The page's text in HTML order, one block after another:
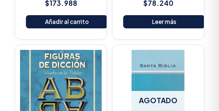
$173.988
Añadir al carrito
$78.240
Leer más
Original
price
was:
$125.900.
Current
price
AGOTADO